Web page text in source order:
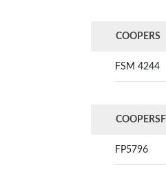
COOPERS
FSM 4244
FP5796